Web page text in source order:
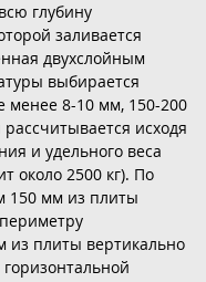
глубину
заливается
двухслойным
выбирается
менее 8-10 мм, 150-200
исходя
и удельного веса
около 2500 кг). По
150 мм из плиты
из плиты вертикально